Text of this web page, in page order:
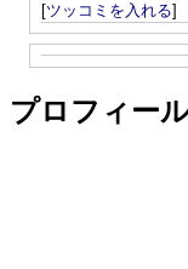
[ツッコミを入れる]
プロフィー